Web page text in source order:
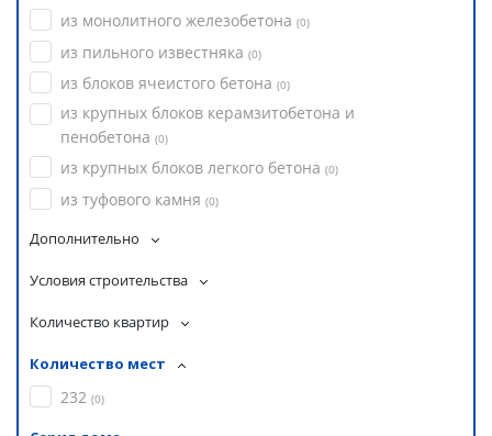
из монолитного железобетона (0)
из пильного известняка (0)
из блоков ячеистого бетона (0)
из крупных блоков керамзитобетона и
пенобетона (0)
из крупных блоков легкого бетона (0)
из туфового камня (0)
Дополнительно
Условия строительства
Количество квартир
Количество мест
232 (0)